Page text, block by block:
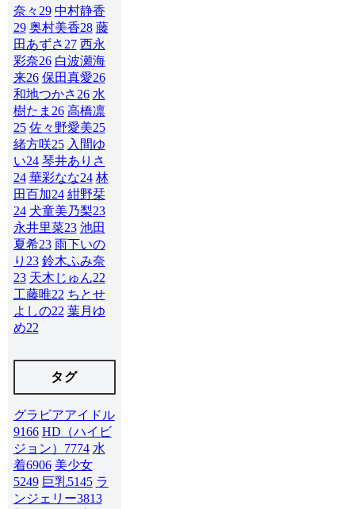
奈々 29 中村静香
29 奥村美香28 藤
田あずさ 27 西永
彩奈26 白波瀬海
来26 保田真愛26
和地つかさ 26 水
樹たま 26 高橋凛
25 佐々野愛美25
緒方咲25 入間ゆ
い24 琴井ありさ
24 華彩なな24 林
田百加24 紺野栞
24 犬童美乃梨23
永井里菜23 池田
夏希23 雨下いの
り 23 鈴木ふみ奈
23 天木じゅん22
工藤唯22 ちとせ
よしの22 葉月ゆ
め22
タグ
グラビアアイドル
9166 HD（ハイビ
ジョン） 7774 水
着6906 美少女
5249 巨乳5145 ラ
ンジェリー3813